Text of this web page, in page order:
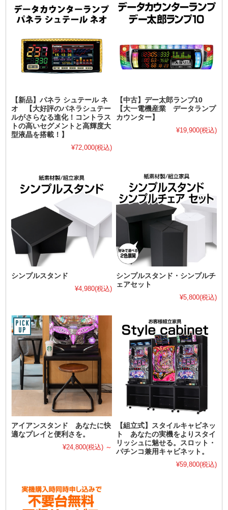
【新品】パネラ シュテール ネ
オ 【大好評のパネラシュテー
ルがさらなる進化！コントラス
トの高いセグメントと高輝度大
型液晶を搭載！】
¥72,000(税込)
【中古】デー太郎ランプ10
【大一電機産業 データランプ
カウンター】
¥19,900(税込)
シンプルスタンド
¥4,980(税込)
シンプルスタンド・シンプルチ
ェアセット
¥5,800(税込)
アイアンスタンド あなたに快
適なプレイと便利さを。
¥24,800(税込) ～
【組立式】スタイルキャビネッ
ト あなたの実機をよりスタイ
リッシュに魅せる。スロット・
パチンコ兼用キャビネット。
¥59,800(税込)